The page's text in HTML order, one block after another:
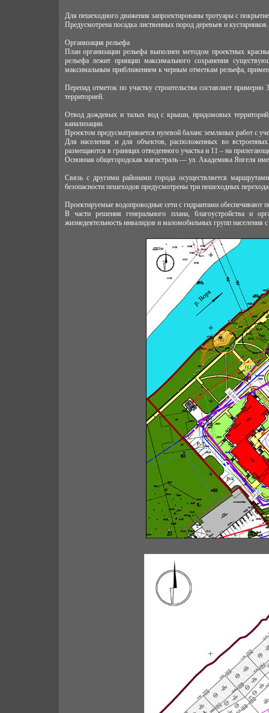
Для пешеходного движения запроектированы тротуары с
Предусмотрена посадка лиственных пород деревьев и
Организация рельефа
План организации рельефа выполнен методом проектных
рельефа лежит принцип максимального сохранения
максимальным приближением к черным отметкам рельефа,
Перепад отметок по участку строительства составляет
территорией.
Отвод дождевых и талых вод с крыши, придомовых территорий,
канализации.
Проектом предусматривается нулевой баланс земляных работ с
Для населения и для объектов, расположенных во
размещаются в границах отведенного участка и 11 – на
Основная общегородская магистраль — ул. Академика Янгеля
Связь с другими районами города осуществляется
безопасности пешеходов предусмотрены три пешеходных
Проектируемые водопроводные сети с гидрантами
В части решения генерального плана, благоустройства и
жизнедеятельность инвалидов и маломобильных групп